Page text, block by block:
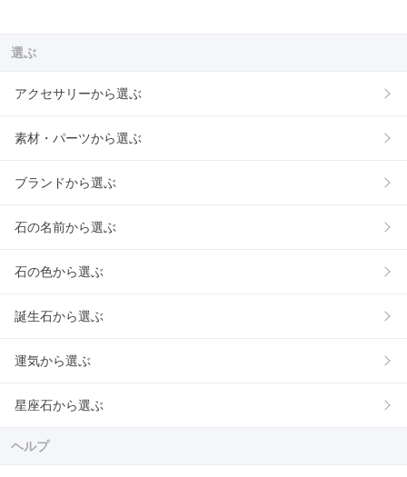
選ぶ
アクセサリーから選ぶ
素材・パーツから選ぶ
ブランドから選ぶ
石の名前から選ぶ
石の色から選ぶ
誕生石から選ぶ
運気から選ぶ
星座石から選ぶ
ヘルプ